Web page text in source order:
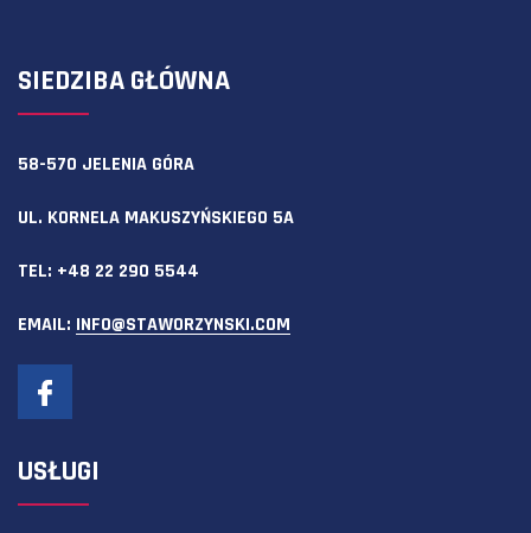
SIEDZIBA GŁÓWNA
58-570 JELENIA GÓRA
UL. KORNELA MAKUSZYŃSKIEGO 5A
TEL: +48 22 290 5544
EMAIL: INFO@STAWORZYNSKI.COM
USŁUGI